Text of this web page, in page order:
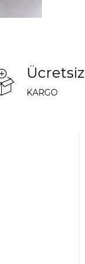
Ücretsiz
KARGO